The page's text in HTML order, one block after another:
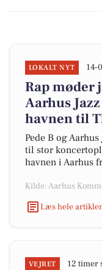
LOKALT NYT 14-
Rap møder
Aarhus
havnen til
Pede B og
til stor
havnen i Aarhus
Kilde: Aarhus
Læs hele
VEJRET 12 timer